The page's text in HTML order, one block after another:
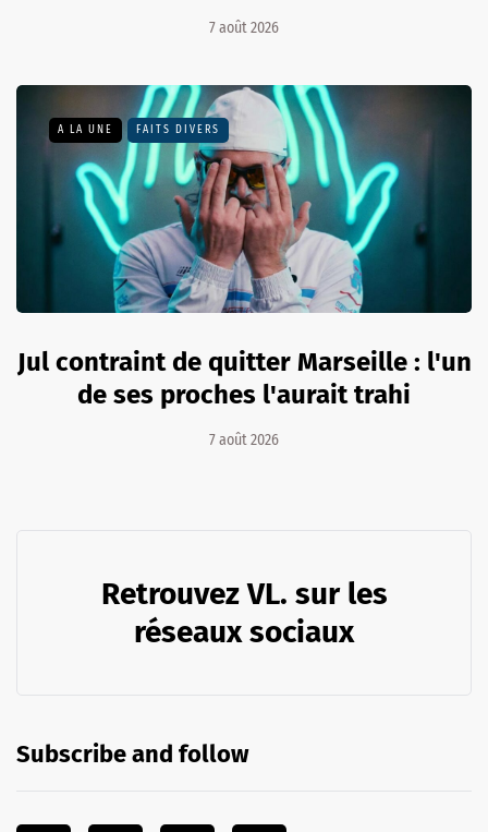
7 août 2026
A LA UNE FAITS DIVERS
Jul contraint de quitter Marseille : l'un
de ses proches l'aurait trahi
7 août 2026
Retrouvez VL. sur les
réseaux sociaux
Subscribe and follow